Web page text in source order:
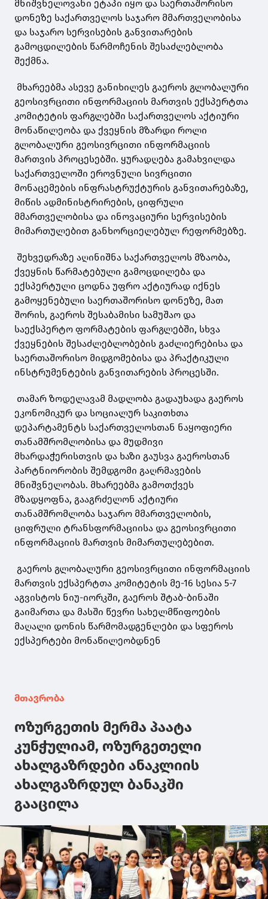
მნიშვნელოვანი ეტაპი იყო და საერთაშორისო
დონეზე საქართველოს საჯარო მმართველობისა
და საჯარო სერვისების განვითარების
გამოცდილების წარმოჩენის შესაძლებლობა
შექმნა.
მხარეებმა ასევე განიხილეს გაეროს გლობალური
გეოსივრცითი ინფორმაციის მართვის ექსპერტთა
კომიტეტის ფარგლებში საქართველოს აქტიური
მონაწილეობა და ქვეყნის მზარდი როლი
გლობალური გეოსივრცითი ინფორმაციის
მართვის პროცესებში. ყურადღება გამახვილდა
საქართველოში ეროვნული სივრცითი
მონაცემების ინფრასტრუქტურის განვითარებაზე,
მიწის ადმინისტრირების, ციფრული
მმართველობისა და ინოვაციური სერვისების
მიმართულებით განხორციელებულ რეფორმებზე.
შეხვედრაზე აღინიშნა საქართველოს მზაობა,
ქვეყნის წარმატებული გამოცდილება და
ექსპერტული ცოდნა უფრო აქტიურად იქნეს
გამოყენებული საერთაშორისო დონეზე, მათ
შორის, გაეროს შესაბამისი სამუშაო და
საექსპერტო ფორმატების ფარგლებში, სხვა
ქვეყნების შესაძლებლობების გაძლიერებისა და
საერთაშორისო მიდგომებისა და პრაქტიკული
ინსტრუმენტების განვითარების პროცესში.
თამარ ზოდელავამ მადლობა გადაუხადა გაეროს
ეკონომიკურ და სოციალურ საკითხთა
დეპარტამენტს საქართველოსთან ნაყოფიერი
თანამშრომლობისა და მუდმივი
მხარდაჭერისთვის და ხაზი გაუსვა გაეროსთან
პარტნიორობის შემდგომი გაღრმავების
მნიშვნელობას. მხარეებმა გამოთქვეს
მზადყოფნა, გააგრძელონ აქტიური
თანამშრომლობა საჯარო მმართველობის,
ციფრული ტრანსფორმაციისა და გეოსივრცითი
ინფორმაციის მართვის მიმართულებებით.
გაეროს გლობალური გეოსივრცითი ინფორმაციის
მართვის ექსპერტთა კომიტეტის მე-16 სესია 5-7
აგვისტოს ნიუ-იორკში, გაეროს შტაბ-ბინაში
გაიმართა და მასში წევრი სახელმწიფოების
მაღალი დონის წარმომადგენლები და სფეროს
ექსპერტები მონაწილეობდნენ
მთავრობა
ოზურგეთის მერმა პაატა
კუნჭულიამ, ოზურგეთელი
ახალგაზრდები ანაკლიის
ახალგაზრდულ ბანაკში
გააცილა